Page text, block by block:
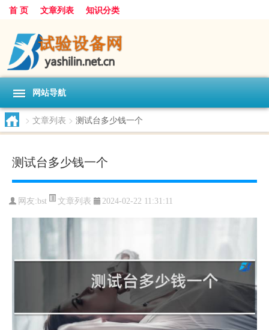
首 页 文章列表 知识分类
网站导航
> 文章列表 > 测试台多少钱一个
测试台多少钱一个
网友:bst 文章列表 2024-02-22 11:31:11